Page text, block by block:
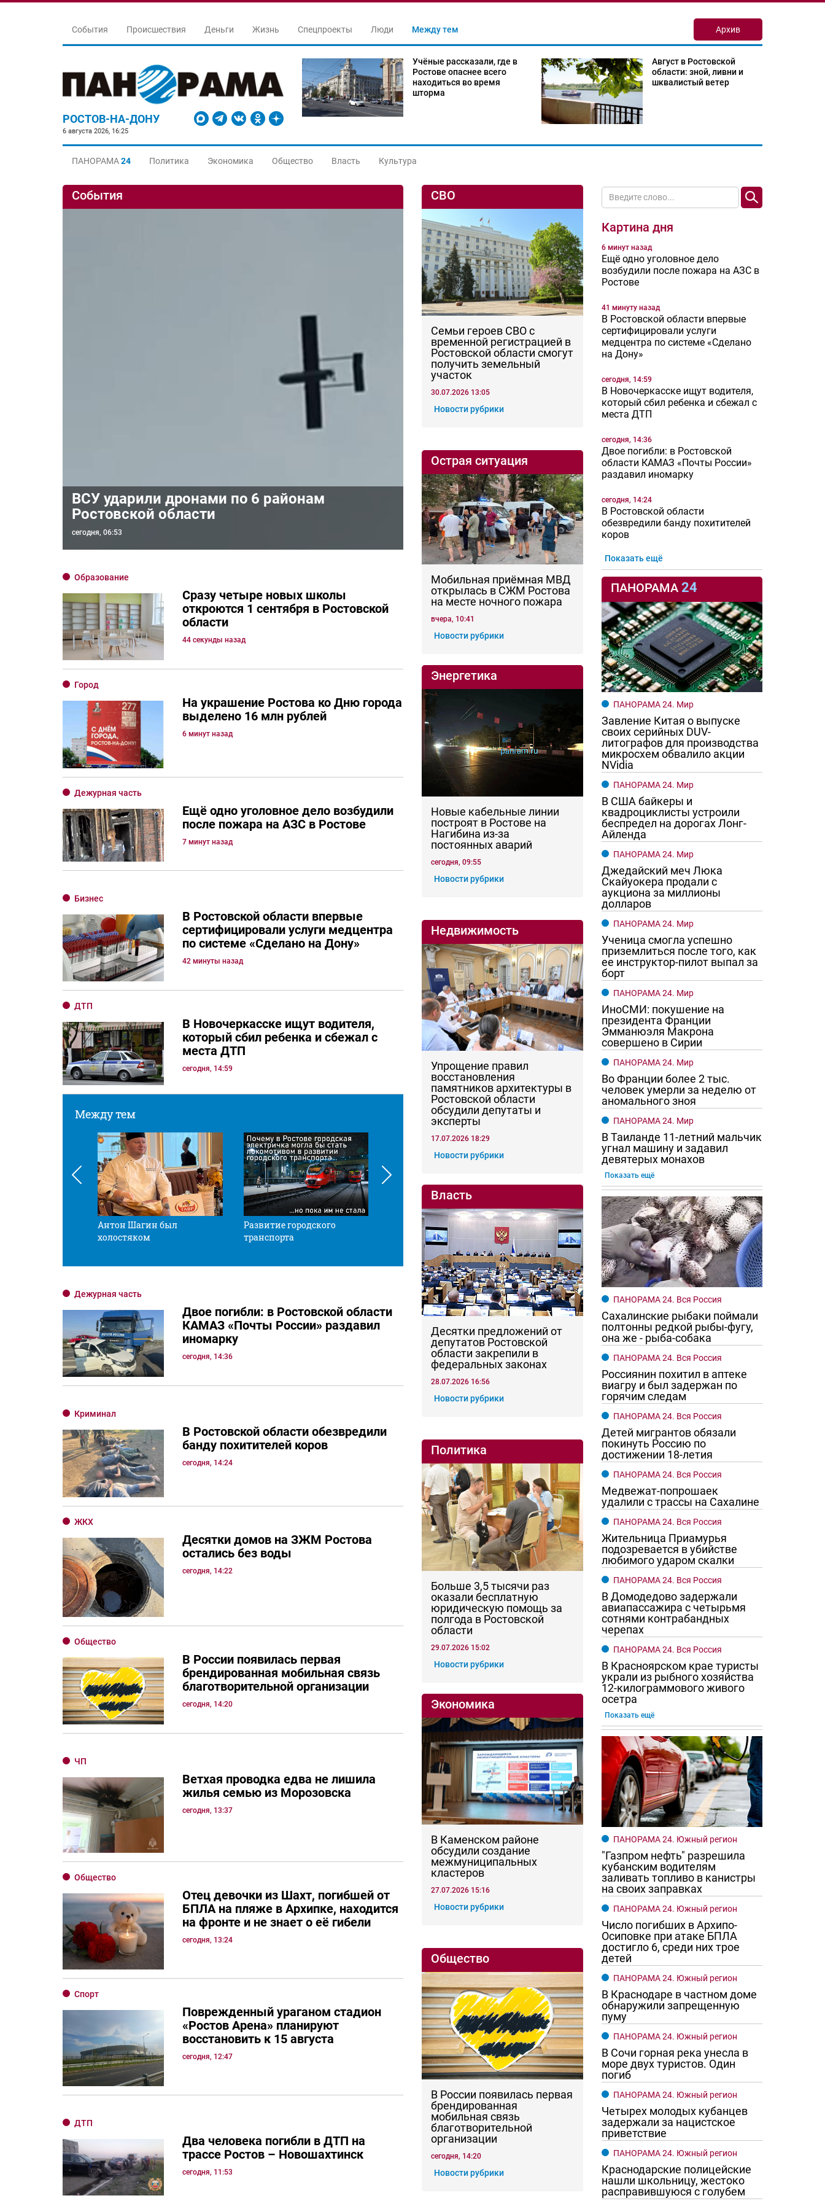
События Происшествия Деньги Жизнь Спецпроекты Люди Между тем Архив
РОСТОВ-НА-ДОНУ
6 августа 2026, 16:25
Учёные рассказали, где в
Ростове опаснее всего
находиться во время
шторма
Август в Ростовской
области: зной, ливни и
шквалистый ветер
ПАНОРАМА24 Политика Экономика Общество Власть Культура
События
ВСУ ударили дронами по 6 районам
Ростовской области
сегодня, 06:53
Образование
Сразу четыре новых школы
откроются 1 сентября в Ростовской
области
44 секунды назад
Город
На украшение Ростова ко Дню города
выделено 16 млн рублей
6 минут назад
Дежурная часть
Ещё одно уголовное дело возбудили
после пожара на АЗС в Ростове
7 минут назад
Бизнес
В Ростовской области впервые
сертифицировали услуги медцентра
по системе «Сделано на Дону»
42 минуты назад
ДТП
В Новочеркасске ищут водителя,
который сбил ребенка и сбежал с
места ДТП
сегодня, 14:59
Между тем
Антон Шагин был
холостяком
Развитие городского
транспорта
Красной нитью Чего хотят женщины? Ростовчане смотрите в оба
Дежурная часть
Двое погибли: в Ростовской области
КАМАЗ «Почты России» раздавил
иномарку
сегодня, 14:36
Криминал
В Ростовской области обезвредили
банду похитителей коров
сегодня, 14:24
ЖКХ
Десятки домов на ЗЖМ Ростова
остались без воды
сегодня, 14:22
Общество
В России появилась первая
брендированная мобильная связь
благотворительной организации
сегодня, 14:20
ЧП
Ветхая проводка едва не лишила
жилья семью из Морозовска
сегодня, 13:37
Общество
Отец девочки из Шахт, погибшей от
БПЛА на пляже в Архипке, находится
на фронте и не знает о её гибели
сегодня, 13:24
Спорт
Поврежденный ураганом стадион
«Ростов Арена» планируют
восстановить к 15 августа
сегодня, 12:47
ДТП
Два человека погибли в ДТП на
трассе Ростов – Новошахтинск
сегодня, 11:53
СВО
Семьи героев СВО с
временной регистрацией в
Ростовской области смогут
получить земельный
участок
30.07.2026 13:05
Новости рубрики
Острая ситуация
Мобильная приёмная МВД
открылась в СЖМ Ростова
на месте ночного пожара
вчера, 10:41
Новости рубрики
Энергетика
Новые кабельные линии
построят в Ростове на
Нагибина из-за
постоянных аварий
сегодня, 09:55
Новости рубрики
Недвижимость
Упрощение правил
восстановления
памятников архитектуры в
Ростовской области
обсудили депутаты и
эксперты
17.07.2026 18:29
Новости рубрики
Власть
Десятки предложений от
депутатов Ростовской
области закрепили в
федеральных законах
28.07.2026 16:56
Новости рубрики
Политика
Больше 3,5 тысячи раз
оказали бесплатную
юридическую помощь за
полгода в Ростовской
области
29.07.2026 15:02
Новости рубрики
Экономика
В Каменском районе
обсудили создание
межмуниципальных
кластеров
27.07.2026 15:16
Новости рубрики
Общество
В России появилась первая
брендированная
мобильная связь
благотворительной
организации
сегодня, 14:20
Новости рубрики
Картина дня
6 минут назад
Ещё одно уголовное дело
возбудили после пожара на АЗС в
Ростове
41 минуту назад
В Ростовской области впервые
сертифицировали услуги
медцентра по системе «Сделано
на Дону»
сегодня, 14:59
В Новочеркасске ищут водителя,
который сбил ребенка и сбежал с
места ДТП
сегодня, 14:36
Двое погибли: в Ростовской
области КАМАЗ «Почты России»
раздавил иномарку
сегодня, 14:24
В Ростовской области
обезвредили банду похитителей
коров
Показать ещё
ПАНОРАМА 24
ПАНОРАМА 24. Мир
Завление Китая о выпуске
своих серийных DUV-
литографов для производства
микросхем обвалило акции
NVidia
ПАНОРАМА 24. Мир
В США байкеры и
квадроциклисты устроили
беспредел на дорогах Лонг-
Айленда
ПАНОРАМА 24. Мир
Джедайский меч Люка
Скайуокера продали с
аукциона за миллионы
долларов
ПАНОРАМА 24. Мир
Ученица смогла успешно
приземлиться после того, как
ее инструктор-пилот выпал за
борт
ПАНОРАМА 24. Мир
ИноСМИ: покушение на
президента Франции
Эмманюэля Макрона
совершено в Сирии
ПАНОРАМА 24. Мир
Во Франции более 2 тыс.
человек умерли за неделю от
аномального зноя
ПАНОРАМА 24. Мир
В Таиланде 11-летний мальчик
угнал машину и задавил
девятерых монахов
Показать ещё
ПАНОРАМА 24. Вся Россия
Сахалинские рыбаки поймали
полтонны редкой рыбы-фугу,
она же - рыба-собака
ПАНОРАМА 24. Вся Россия
Россиянин похитил в аптеке
виагру и был задержан по
горячим следам
ПАНОРАМА 24. Вся Россия
Детей мигрантов обязали
покинуть Россию по
достижении 18-летия
ПАНОРАМА 24. Вся Россия
Медвежат-попрошаек
удалили с трассы на Сахалине
ПАНОРАМА 24. Вся Россия
Жительница Приамурья
подозревается в убийстве
любимого ударом скалки
ПАНОРАМА 24. Вся Россия
В Домодедово задержали
авиапассажира с четырьмя
сотнями контрабандных
черепах
ПАНОРАМА 24. Вся Россия
В Красноярском крае туристы
украли из рыбного хозяйства
12-килограммового живого
осетра
Показать ещё
ПАНОРАМА 24. Южный регион
"Газпром нефть" разрешила
кубанским водителям
заливать топливо в канистры
на своих заправках
ПАНОРАМА 24. Южный регион
Число погибших в Архипо-
Осиповке при атаке БПЛА
достигло 6, среди них трое
детей
ПАНОРАМА 24. Южный регион
В Краснодаре в частном доме
обнаружили запрещенную
пуму
ПАНОРАМА 24. Южный регион
В Сочи горная река унесла в
море двух туристов. Один
погиб
ПАНОРАМА 24. Южный регион
Четырех молодых кубанцев
задержали за нацистское
приветствие
ПАНОРАМА 24. Южный регион
Краснодарские полицейские
нашли школьницу, жестоко
расправившуюся с голубем